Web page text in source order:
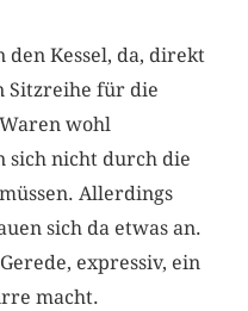
den Kessel, da, direkt
Sitzreihe für die
wohl
sich nicht durch die
Allerdings
sich da etwas an.
expressiv, ein
macht.